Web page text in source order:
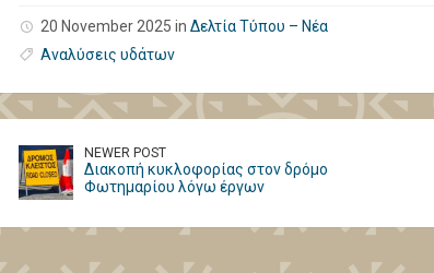
20 November 2025 in Δελτία Τύπου – Νέα
Αναλύσεις υδάτων
NEWER POST
Διακοπή κυκλοφορίας στον δρόμο
Φωτημαρίου λόγω έργων